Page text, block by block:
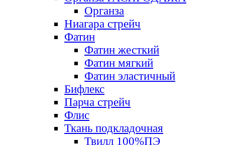
Органза
Ниагара стрейч
Фатин
Фатин жесткий
Фатин мягкий
Фатин элаcтичный
Бифлекс
Парча стрейч
Флис
Ткань подкладочная
Твилл 100%ПЭ